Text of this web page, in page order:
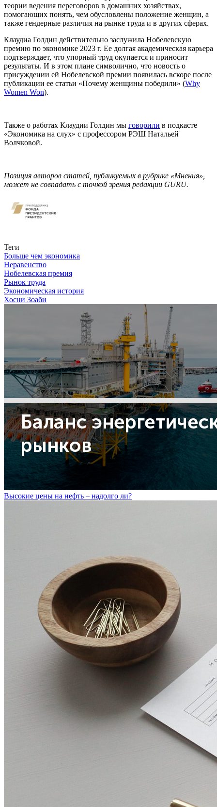
теории ведения переговоров в домашних хозяйствах,
помогающих понять, чем обусловлены положение женщин, а
также гендерные различия на рынке труда и в других сферах.
Клаудиа Голдин действительно заслужила Нобелевскую
премию по экономике 2023 г. Ее долгая академическая карьера
подтверждает, что упорный труд окупается и приносит
результаты. И в этом плане символично, что новость о
присуждении ей Нобелевской премии появилась вскоре после
публикации ее статьи «Почему женщины победили» (Why
Women Won).
Также о работах Клаудии Голдин мы говорили в подкасте
«Экономика на слух» с профессором РЭШ Натальей
Волчковой.
Позиция авторов статей, публикуемых в рубрике «Мнения»,
может не совпадать с точкой зрения редакции GURU.
Теги
Больше чем экономика
Неравенство
Нобелевская премия
Рынок труда
Экономическая история
Хосни Зоаби
Высокие цены на нефть – надолго ли?